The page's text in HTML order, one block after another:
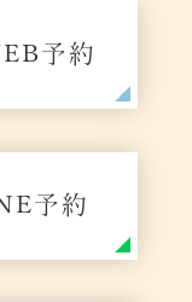
予約
予約